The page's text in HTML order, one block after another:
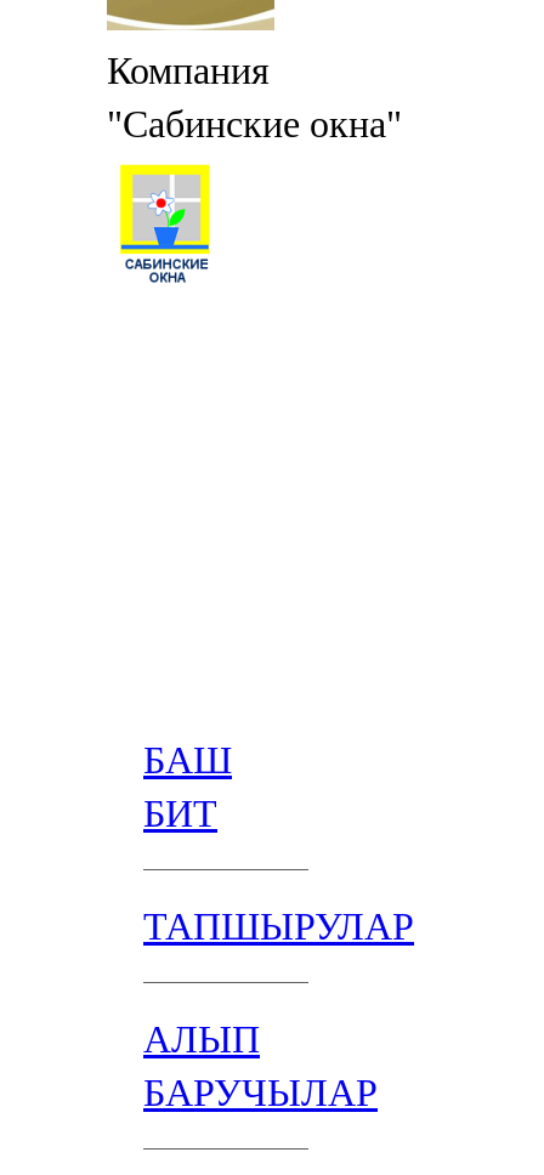
Компания
"Сабинские окна"
БАШ
БИТ
ТАПШЫРУЛАР
АЛЫП
БАРУЧЫЛАР